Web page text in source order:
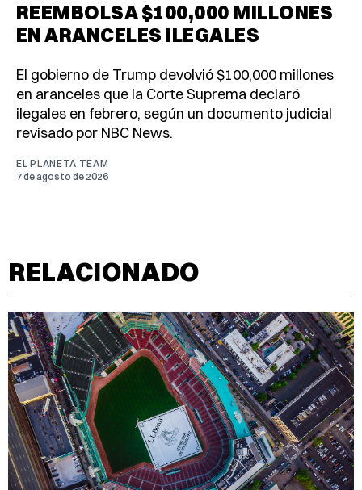
REEMBOLSA $100,000 MILLONES
EN ARANCELES ILEGALES
El gobierno de Trump devolvió $100,000 millones
en aranceles que la Corte Suprema declaró
ilegales en febrero, según un documento judicial
revisado por NBC News.
EL PLANETA TEAM
7 de agosto de 2026
RELACIONADO